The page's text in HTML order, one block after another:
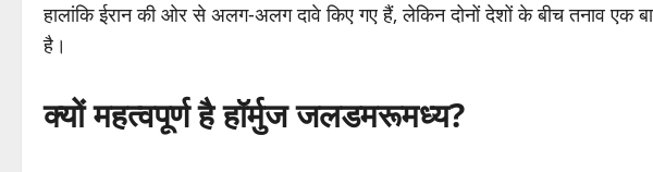
हालांकि ईरान की ओर से अलग-अलग दावे किए गए हैं, लेकिन दोनों देशों के बीच तनाव एक
है।
क्यों महत्वपूर्ण है हॉर्मुज जलडमरूमध्य?